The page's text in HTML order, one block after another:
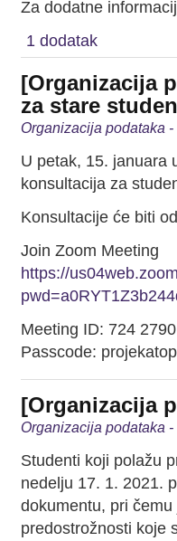
Za dodatne
1 dodatak
[Organizacija
za stare
Organizacija podataka
U petak, 15. januara
konsultacija za
Konsultacije će biti
Join Zoom Meeting
https://
Meeting ID: 724
Passcode: projekatop
[Organizacija
Organizacija podataka
Studenti koji polažu
nedelju 17. 1. 2021.
dokumentu, pri
predostrožnosti koje